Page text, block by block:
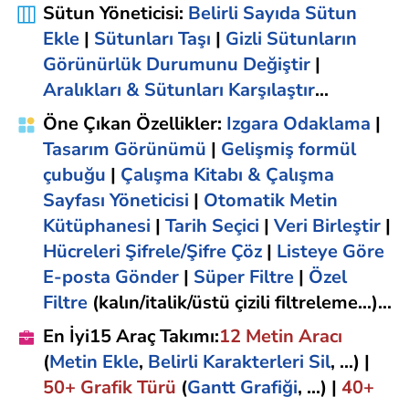
Sütun Yöneticisi: Belirli Sayıda Sütun
Ekle | Sütunları Taşı | Gizli Sütunların
Görünürlük Durumunu Değiştir |
Aralıkları & Sütunları Karşılaştır...
Öne Çıkan Özellikler: Izgara Odaklama |
Tasarım Görünümü | Gelişmiş formül
çubuğu | Çalışma Kitabı & Çalışma
Sayfası Yöneticisi | Otomatik Metin
Kütüphanesi | Tarih Seçici | Veri Birleştir |
Hücreleri Şifrele/Şifre Çöz | Listeye Göre
E-posta Gönder | Süper Filtre | Özel
Filtre (kalın/italik/üstü çizili filtreleme...)...
En İyi15 Araç Takımı:12 Metin Aracı
(Metin Ekle, Belirli Karakterleri Sil, ...) |
50+ GrafikTürü (Gantt Grafiği, ...) | 40+